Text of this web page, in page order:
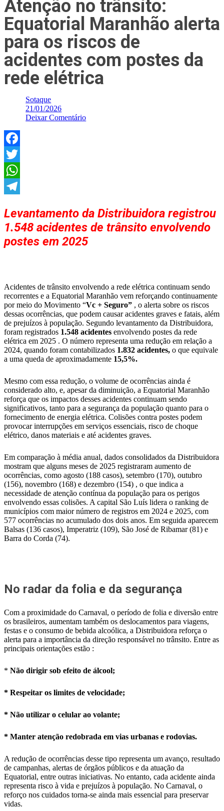
Atenção no trânsito:
Equatorial Maranhão alerta
para os riscos de
acidentes com postes da
rede elétrica
Sotaque
21/01/2026
Deixar Comentário
Facebook
Twitter
WhatsApp
Levantamento da Distribuidora registrou
1.548 acidentes de trânsito envolvendo
postes em 2025
Acidentes de trânsito envolvendo a rede elétrica continuam sendo
recorrentes e a Equatorial Maranhão vem reforçando continuamente
por meio do Movimento “Vc + Seguro” , o alerta sobre os riscos
dessas ocorrências, que podem causar acidentes graves e fatais, além
de prejuízos à população. Segundo levantamento da Distribuidora,
foram registrados 1.548 acidentes envolvendo postes da rede
elétrica em 2025 . O número representa uma redução em relação a
2024, quando foram contabilizados 1.832 acidentes, o que equivale
a uma queda de aproximadamente 15,5%.
Mesmo com essa redução, o volume de ocorrências ainda é
considerado alto, e, apesar da diminuição, a Equatorial Maranhão
reforça que os impactos desses acidentes continuam sendo
significativos, tanto para a segurança da população quanto para o
fornecimento de energia elétrica. Colisões contra postes podem
provocar interrupções em serviços essenciais, risco de choque
elétrico, danos materiais e até acidentes graves.
Em comparação à média anual, dados consolidados da Distribuidora
mostram que alguns meses de 2025 registraram aumento de
ocorrências, como agosto (188 casos), setembro (170), outubro
(156), novembro (168) e dezembro (154) , o que indica a
necessidade de atenção contínua da população para os perigos
envolvendo essas colisões. A capital São Luís lidera o ranking de
municípios com maior número de registros em 2024 e 2025, com
577 ocorrências no acumulado dos dois anos. Em seguida aparecem
Balsas (136 casos), Imperatriz (109), São José de Ribamar (81) e
Barra do Corda (74).
No radar da folia e da segurança
Com a proximidade do Carnaval, o período de folia e diversão entre
os brasileiros, aumentam também os deslocamentos para viagens,
festas e o consumo de bebida alcoólica, a Distribuidora reforça o
alerta para a importância da direção responsável no trânsito. Entre as
principais orientações estão :
* Não dirigir sob efeito de álcool;
* Respeitar os limites de velocidade;
* Não utilizar o celular ao volante;
* Manter atenção redobrada em vias urbanas e rodovias.
A redução de ocorrências desse tipo representa um avanço, resultado
de campanhas, alertas de órgãos públicos e da atuação da
Equatorial, entre outras iniciativas. No entanto, cada acidente ainda
representa risco à vida e prejuízos à população. No Carnaval, o
reforço nos cuidados torna-se ainda mais essencial para preservar
vidas.